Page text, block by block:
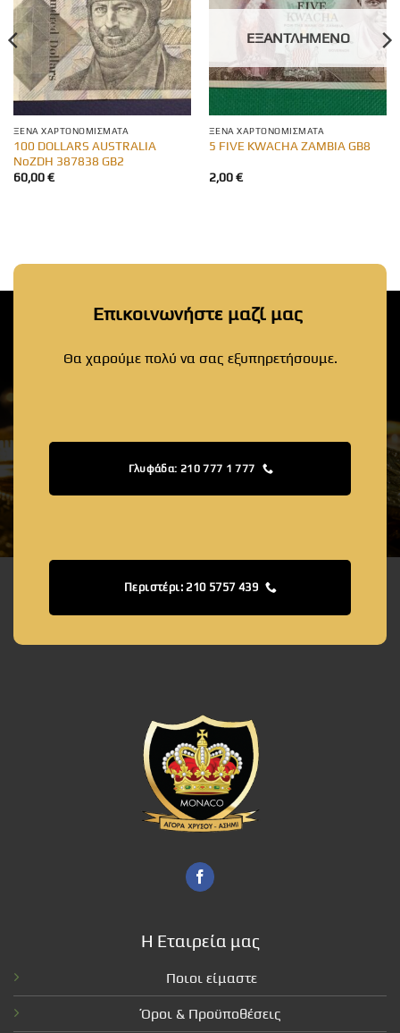
ΞΈΝΑ ΧΑΡΤΟΝΟΜΊΣΜΑΤΑ
100 DOLLARS AUSTRALIA
NoZDH 387838 GB2
60,00€
ΕΞΑΝΤΛΗΜΈΝΟ
ΞΈΝΑ ΧΑΡΤΟΝΟΜΊΣΜΑΤΑ
5 FIVE KWACHA ZAMBIA GB8
2,00€
Επικοινωνήστε μαζί μας
Θα χαρούμε πολύ να σας εξυπηρετήσουμε.
Γλυφάδα: 210 777 1 777
Περιστέρι: 210 5757 439
Η Εταιρεία μας
Ποιοι είμαστε
Όροι & Προϋποθέσεις